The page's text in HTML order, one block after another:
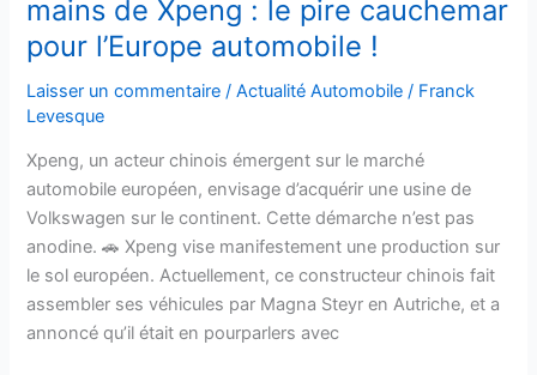
mains de Xpeng : le pire cauchemar
pour l’Europe automobile !
Laisser un commentaire /Actualité Automobile / Franck
Levesque
Xpeng, un acteur chinois émergent sur le marché
automobile européen, envisage d’acquérir une usine de
Volkswagen sur le continent. Cette démarche n’est pas
anodine. 🚗 Xpeng vise manifestement une production sur
le sol européen. Actuellement, ce constructeur chinois fait
assembler ses véhicules par Magna Steyr en Autriche, et a
annoncé qu’il était en pourparlers avec
pour
l’Europe
!